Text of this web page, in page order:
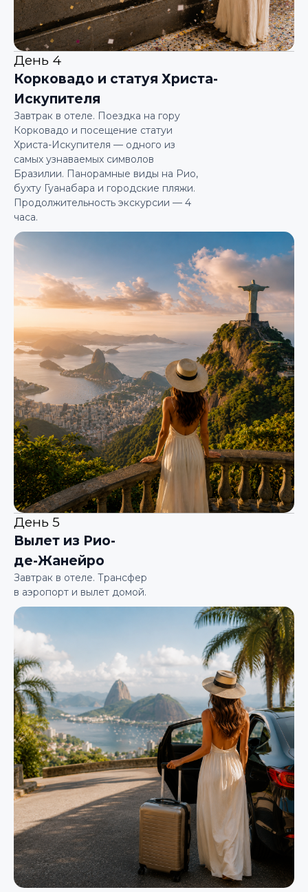
День 4
Корковадо и статуя Христа-
Искупителя
Завтрак в отеле. Поездка на гору
Корковадо и посещение статуи
Христа-Искупителя — одного из
самых узнаваемых символов
Бразилии. Панорамные виды на Рио,
бухту Гуанабара и городские пляжи.
Продолжительность экскурсии — 4
часа.
День 5
Вылет из Рио-
де-Жанейро
Завтрак в отеле. Трансфер
в аэропорт и вылет домой.